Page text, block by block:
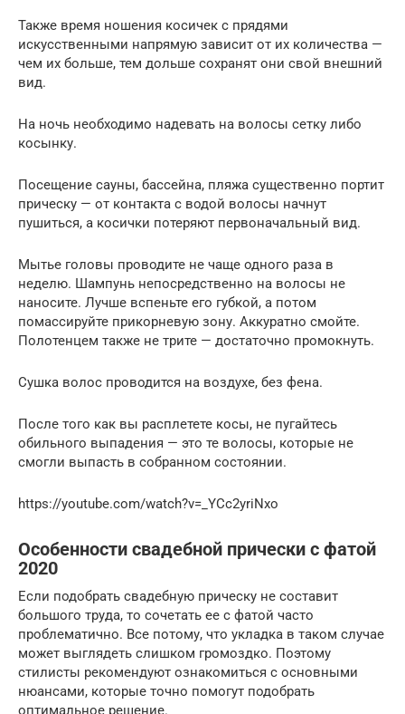
Также время ношения косичек с прядями
искусственными напрямую зависит от их количества —
чем их больше, тем дольше сохранят они свой внешний
вид.
На ночь необходимо надевать на волосы сетку либо
косынку.
Посещение сауны, бассейна, пляжа существенно портит
прическу — от контакта с водой волосы начнут
пушиться, а косички потеряют первоначальный вид.
Мытье головы проводите не чаще одного раза в
неделю. Шампунь непосредственно на волосы не
наносите. Лучше вспеньте его губкой, а потом
помассируйте прикорневую зону. Аккуратно смойте.
Полотенцем также не трите — достаточно промокнуть.
Сушка волос проводится на воздухе, без фена.
После того как вы расплетете косы, не пугайтесь
обильного выпадения — это те волосы, которые не
смогли выпасть в собранном состоянии.
https://youtube.com/watch?v=_YCc2yriNxo
Особенности свадебной прически с фатой
2020
Если подобрать свадебную прическу не составит
большого труда, то сочетать ее с фатой часто
проблематично. Все потому, что укладка в таком случае
может выглядеть слишком громоздко. Поэтому
стилисты рекомендуют ознакомиться с основными
нюансами, которые точно помогут подобрать
оптимальное решение.